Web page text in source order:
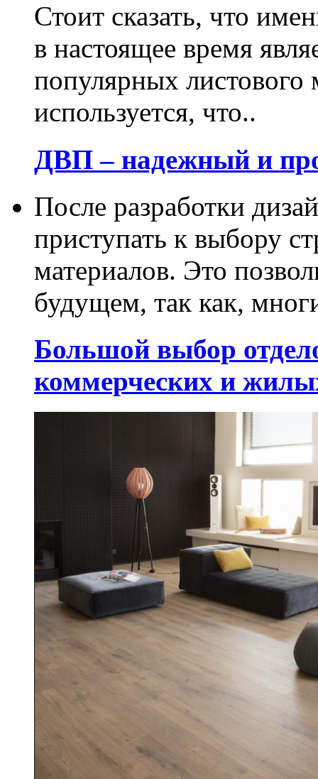
Стоит сказать, что
в настоящее время
популярных листового
используется, что..
ДВП – надежный и
После разработки
приступать к выбору
материалов. Это
будущем, так как,
Большой выбор
коммерческих и